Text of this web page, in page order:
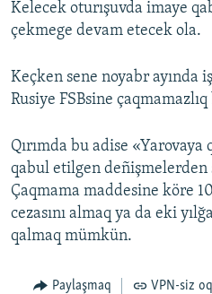
Kelecek oturışuvda imaye
çekmege devam etecek ola.
Keçken sene noyabr ayında
Rusiye FSBsine
Qırımda bu adise
qabul etilgen deñişmelerden
Çaqmama maddesine köre
cezasını almaq ya da eki
qalmaq mümkün.
Paylaşmaq VPN-siz